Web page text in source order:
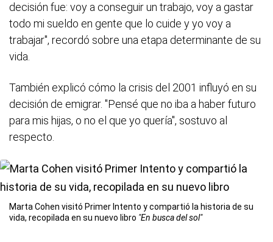
decisión fue: voy a conseguir un trabajo, voy a gastar
todo mi sueldo en gente que lo cuide y yo voy a
trabajar", recordó sobre una etapa determinante de su
vida.
También explicó cómo la crisis del 2001 influyó en su
decisión de emigrar. "Pensé que no iba a haber futuro
para mis hijas, o no el que yo quería", sostuvo al
respecto.
Marta Cohen visitó Primer Intento y compartió la historia de su
vida, recopilada en su nuevo libro "En busca del sol"